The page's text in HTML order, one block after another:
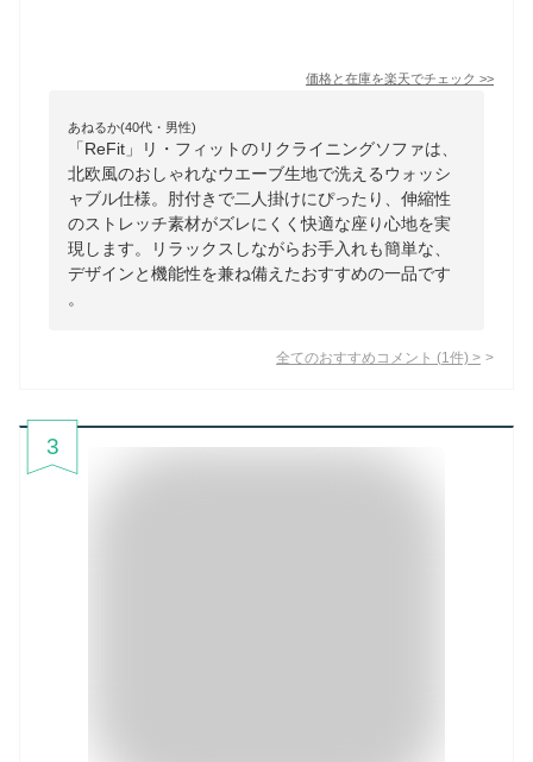
価格と在庫を楽天でチェック >>
あねるか(40代・男性)
「ReFit」リ・フィットのリクライニングソファは、
北欧風のおしゃれなウエーブ生地で洗えるウォッシ
ャブル仕様。肘付きで二人掛けにぴったり、伸縮性
のストレッチ素材がズレにくく快適な座り心地を実
現します。リラックスしながらお手入れも簡単な、
デザインと機能性を兼ね備えたおすすめの一品です
。
全てのおすすめコメント (1 件) >
3